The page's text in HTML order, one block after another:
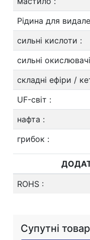
Рідина для
сильні кислоти :
сильні окислювачі
складні ефіри /
UF-світ :
нафта :
грибок :
ROHS:
Супутні